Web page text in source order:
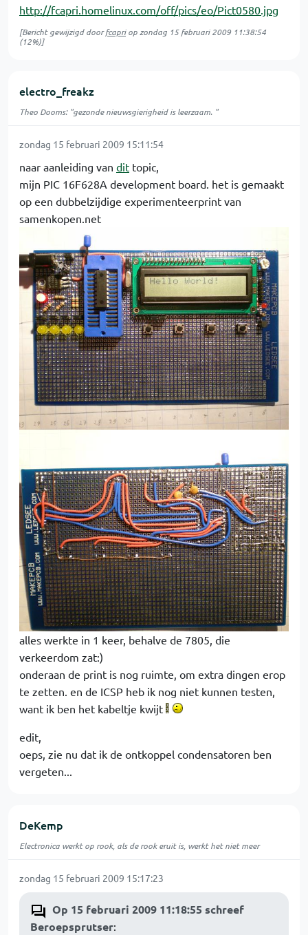
http://fcapri.homelinux.com/off/pics/eo/Pict0580.jpg
[Bericht gewijzigd doorfcapriop zondag 15 februari 2009 11:38:54
(12%)]
electro_freakz
Theo Dooms: "gezonde nieuwsgierigheid is leerzaam. "
zondag 15 februari 2009 15:11:54
naar aanleiding van dit topic,
mijn PIC 16F628A development board. het is gemaakt
op een dubbelzijdige experimenteerprint van
samenkopen.net
alles werkte in 1 keer, behalve de 7805, die
verkeerdom zat:)
onderaan de print is nog ruimte, om extra dingen erop
te zetten. en de ICSP heb ik nog niet kunnen testen,
want ik ben het kabeltje kwijt
edit,
oeps, zie nu dat ik de ontkoppel condensatoren ben
vergeten...
DeKemp
Electronica werkt op rook, als de rook eruit is, werkt het niet meer
zondag 15 februari 2009 15:17:23
Op 15 februari 2009 11:18:55 schreef
Beroepsprutser: